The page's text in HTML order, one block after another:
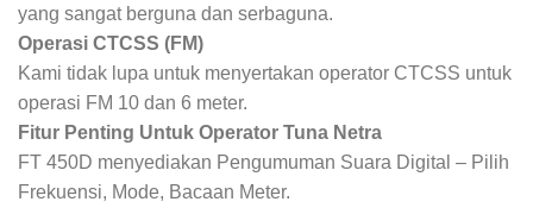
yang sangat berguna dan serbaguna.
Operasi CTCSS (FM)
Kami tidak lupa untuk menyertakan operator CTCSS untuk
operasi FM 10 dan 6 meter.
Fitur Penting Untuk Operator Tuna Netra
FT 450D menyediakan Pengumuman Suara Digital – Pilih
Frekuensi, Mode, Bacaan Meter.